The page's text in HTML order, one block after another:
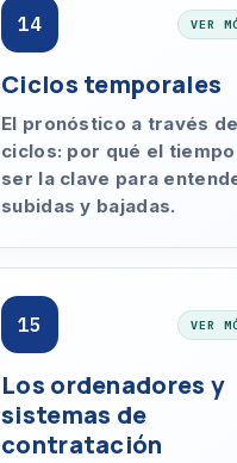
14 VER
Ciclos temporales
El pronóstico a través
ciclos: por qué el
ser la clave para
subidas y bajadas.
15 VER
Los ordenadores y
sistemas de
contratación